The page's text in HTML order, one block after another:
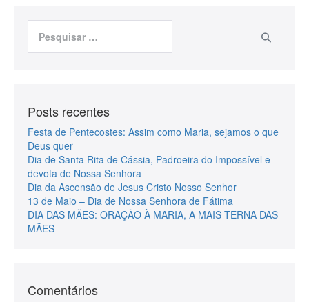
Posts recentes
Festa de Pentecostes: Assim como Maria, sejamos o que
Deus quer
Dia de Santa Rita de Cássia, Padroeira do Impossível e
devota de Nossa Senhora
Dia da Ascensão de Jesus Cristo Nosso Senhor
13 de Maio – Dia de Nossa Senhora de Fátima
DIA DAS MÃES: ORAÇÃO À MARIA, A MAIS TERNA DAS
MÃES
Comentários